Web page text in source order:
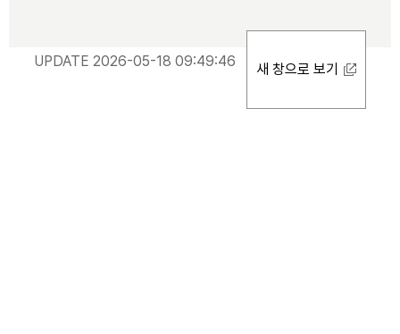
UPDATE 2026-05-18 09:49:46 새 창으로 보기